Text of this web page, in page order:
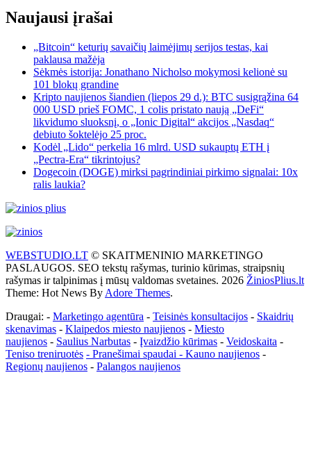
Naujausi įrašai
„Bitcoin“ keturių savaičių laimėjimų serijos testas, kai
paklausa mažėja
Sėkmės istorija: Jonathano Nicholso mokymosi kelionė su
101 blokų grandine
Kripto naujienos šiandien (liepos 29 d.): BTC susigrąžina 64
000 USD prieš FOMC, 1 colis pristato naują „DeFi“
likvidumo sluoksnį, o „Ionic Digital“ akcijos „Nasdaq“
debiuto šoktelėjo 25 proc.
Kodėl „Lido“ perkelia 16 mlrd. USD sukauptų ETH į
„Pectra-Era“ tikrintojus?
Dogecoin (DOGE) mirksi pagrindiniai pirkimo signalai: 10x
ralis laukia?
WEBSTUDIO.LT © SKAITMENINIO MARKETINGO
PASLAUGOS. SEO tekstų rašymas, turinio kūrimas, straipsnių
rašymas ir talpinimas į mūsų valdomas svetaines. 2026 ŽiniosPlius.lt
Theme: Hot News By Adore Themes.
Draugai: - Marketingo agentūra - Teisinės konsultacijos - Skaidrių
skenavimas - Klaipedos miesto naujienos - Miesto
naujienos - Saulius Narbutas - Įvaizdžio kūrimas - Veidoskaita -
Teniso treniruotės - Pranešimai spaudai - Kauno naujienos -
Regionų naujienos - Palangos naujienos